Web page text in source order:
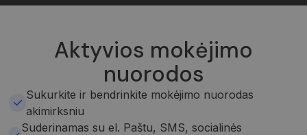
Aktyvios mokėjimo
nuorodos
Sukurkite ir bendrinkite mokėjimo nuorodas
akimirksniu
Suderinamas su el. Paštu, SMS, socialinės